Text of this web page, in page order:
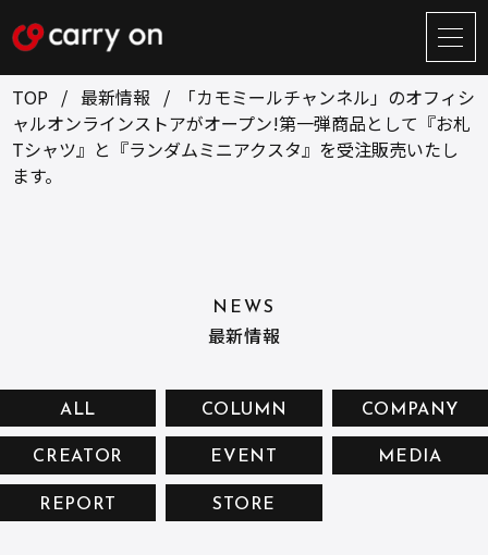
サ
イ
ト
メ
ニ
ュ
BUSINESS CREATOR
CONTACT
お問い合せ
プライバシーポリシー
TOP 最新情報
「カモミールチャンネル」のオフィシ
ャルオンラインストアがオープン!第一弾商品として『お札
Tシャツ』と『ランダムミニアクスタ』を受注販売いたし
ます。
NEWS
最新情報
ALL COLUMN COMPANY
CREATOR EVENT MEDIA
REPORT STORE